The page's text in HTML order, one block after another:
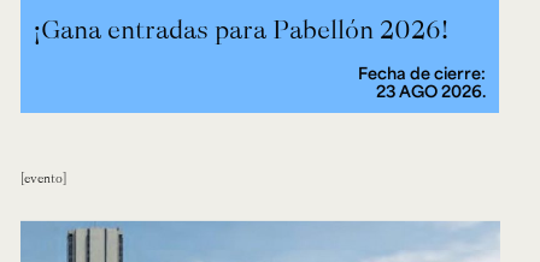
¡Gana entradas para Pabellón 2026!
Fecha de cierre:
23 AGO 2026.
evento